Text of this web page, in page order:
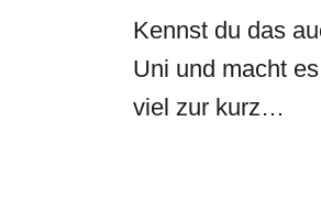
Kennst du das
Uni und macht
viel zur kurz…